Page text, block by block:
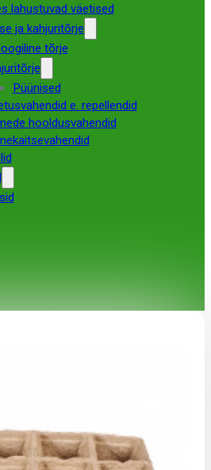
lahustuvad väetised
ja kahjuritõrje
tõrje
Püünised
e. repellendid
hooldusvahendid